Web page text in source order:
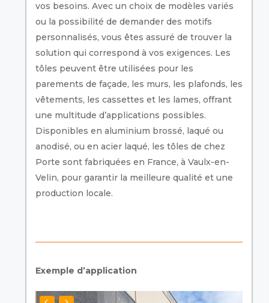
vos besoins. Avec un choix de modèles variés
ou la possibilité de demander des motifs
personnalisés, vous êtes assuré de trouver la
solution qui correspond à vos exigences. Les
tôles peuvent être utilisées pour les
parements de façade, les murs, les plafonds, les
vêtements, les cassettes et les lames, offrant
une multitude d’applications possibles.
Disponibles en aluminium brossé, laqué ou
anodisé, ou en acier laqué, les tôles de chez
Porte sont fabriquées en France, à Vaulx-en-
Velin, pour garantir la meilleure qualité et une
production locale.
Exemple d’application